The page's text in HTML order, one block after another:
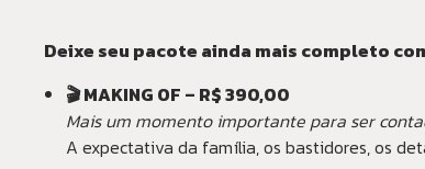
Deixe seu pacote ainda mais completo
🎬 MAKING OF – R$ 390,00
Mais um momento importante para ser
A expectativa da família, os bastidores, os